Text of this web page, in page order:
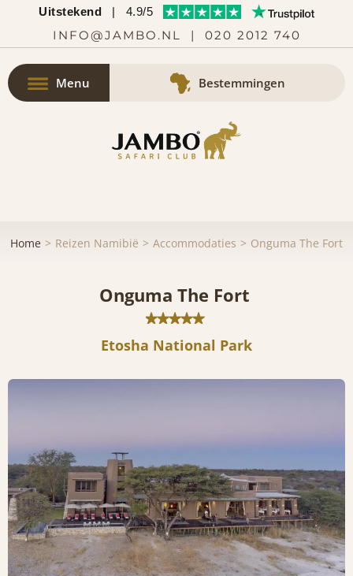
Uitstekend | 4.9/5
INFO@JAMBO.NL | 020 2012 740
Menu Bestemmingen
Home Reizen Namibië Accommodaties Onguma The Fort
Onguma The Fort
Etosha National Park